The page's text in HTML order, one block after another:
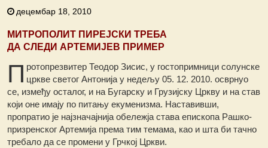
децембар 18, 2010
МИТРОПОЛИТ ПИРЕЈСКИ ТРЕБА
ДА СЛЕДИ АРТЕМИЈЕВ ПРИМЕР
П ротопрезвитер Теодор Зисис, у гостопримници солунске
цркве светог Антонија у недељу 05. 12. 2010. осврнуо
се, између осталог, и на Бугарску и Грузијску Цркву и на став
који оне имају по питању екуменизма. Наставивши,
пропратио је најзначајнија обележја става епископа Рашко-
призренског Артемија према тим темама, као и шта би тачно
требало да се промени у Грчкој Цркви.